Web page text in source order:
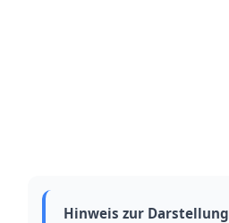
Hinweis zur Darstellung